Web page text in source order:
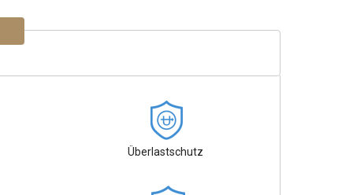
Überlastschutz